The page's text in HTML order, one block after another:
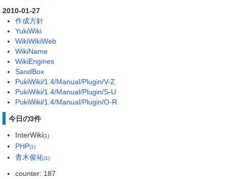
2010-01-27
作成方針
YukiWiki
WikiWikiWeb
WikiName
WikiEngines
SandBox
PukiWiki/1.4/Manual/Plugin/V-Z
PukiWiki/1.4/Manual/Plugin/S-U
PukiWiki/1.4/Manual/Plugin/O-R
今日の3件
InterWiki(1)
PHP(1)
青木俊祐(1)
counter: 187